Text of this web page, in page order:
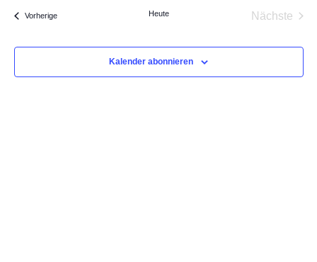
VorherigeVeranstaltungen Heute
Nächste
Kalender abonnieren